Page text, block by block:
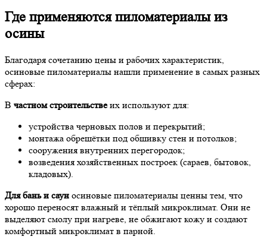
Где применяются пиломатериалы из
осины
Благодаря сочетанию цены и рабочих характеристик,
осиновые пиломатериалы нашли применение в самых разных
сферах:
В частном строительствеих используют для:
устройства черновых полов и перекрытий;
монтажа обрешётки под обшивку стен и потолков;
сооружения внутренних перегородок;
возведения хозяйственных построек (сараев, бытовок,
кладовых).
Для бань и саун осиновые пиломатериалы ценны тем, что
хорошо переносят влажный и тёплый микроклимат. Они не
выделяют смолу при нагреве, не обжигают кожу и создают
комфортный микроклимат в парной.